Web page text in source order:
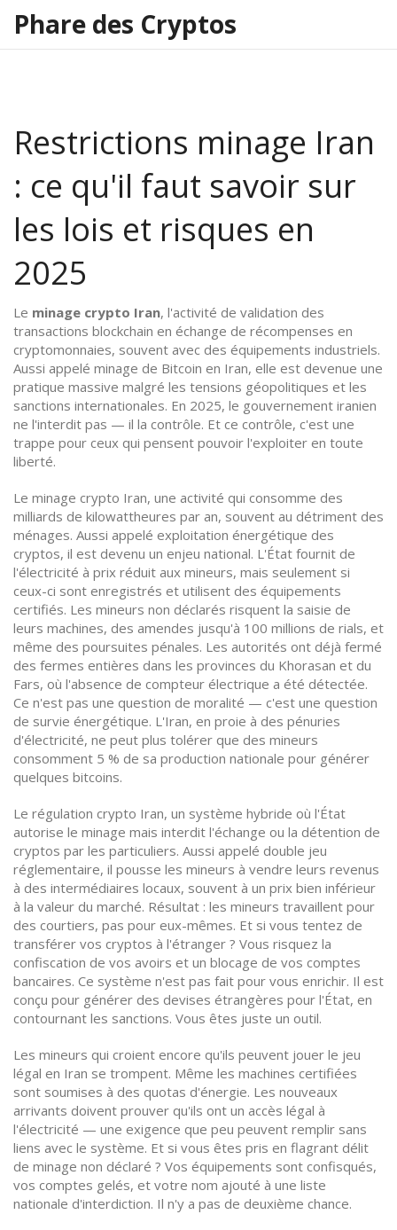
Phare des Cryptos
Restrictions minage Iran
: ce qu'il faut savoir sur
les lois et risques en
2025
Le minage crypto Iran, l'activité de validation des
transactions blockchain en échange de récompenses en
cryptomonnaies, souvent avec des équipements industriels.
Aussi appelé minage de Bitcoin en Iran, elle est devenue une
pratique massive malgré les tensions géopolitiques et les
sanctions internationales. En 2025, le gouvernement iranien
ne l'interdit pas — il la contrôle. Et ce contrôle, c'est une
trappe pour ceux qui pensent pouvoir l'exploiter en toute
liberté.
Le minage crypto Iran, une activité qui consomme des
milliards de kilowattheures par an, souvent au détriment des
ménages. Aussi appelé exploitation énergétique des
cryptos, il est devenu un enjeu national. L'État fournit de
l'électricité à prix réduit aux mineurs, mais seulement si
ceux-ci sont enregistrés et utilisent des équipements
certifiés. Les mineurs non déclarés risquent la saisie de
leurs machines, des amendes jusqu'à 100 millions de rials, et
même des poursuites pénales. Les autorités ont déjà fermé
des fermes entières dans les provinces du Khorasan et du
Fars, où l'absence de compteur électrique a été détectée.
Ce n'est pas une question de moralité — c'est une question
de survie énergétique. L'Iran, en proie à des pénuries
d'électricité, ne peut plus tolérer que des mineurs
consomment 5 % de sa production nationale pour générer
quelques bitcoins.
Le régulation crypto Iran, un système hybride où l'État
autorise le minage mais interdit l'échange ou la détention de
cryptos par les particuliers. Aussi appelé double jeu
réglementaire, il pousse les mineurs à vendre leurs revenus
à des intermédiaires locaux, souvent à un prix bien inférieur
à la valeur du marché. Résultat : les mineurs travaillent pour
des courtiers, pas pour eux-mêmes. Et si vous tentez de
transférer vos cryptos à l'étranger ? Vous risquez la
confiscation de vos avoirs et un blocage de vos comptes
bancaires. Ce système n'est pas fait pour vous enrichir. Il est
conçu pour générer des devises étrangères pour l'État, en
contournant les sanctions. Vous êtes juste un outil.
Les mineurs qui croient encore qu'ils peuvent jouer le jeu
légal en Iran se trompent. Même les machines certifiées
sont soumises à des quotas d'énergie. Les nouveaux
arrivants doivent prouver qu'ils ont un accès légal à
l'électricité — une exigence que peu peuvent remplir sans
liens avec le système. Et si vous êtes pris en flagrant délit
de minage non déclaré ? Vos équipements sont confisqués,
vos comptes gelés, et votre nom ajouté à une liste
nationale d'interdiction. Il n'y a pas de deuxième chance.